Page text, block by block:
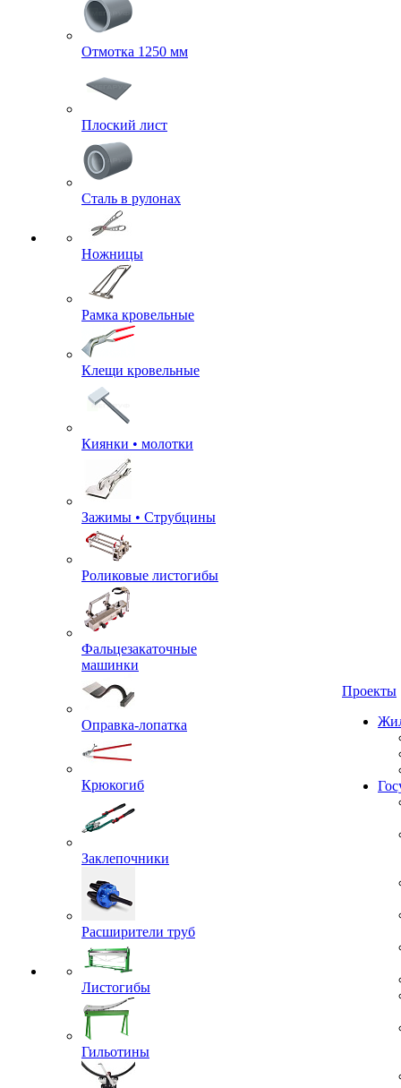
Отмотка 1250 мм
Плоский лист
Сталь в рулонах
Ножницы
Рамка кровельные
Клещи кровельные
Киянки • молотки
Зажимы • Струбцины
Роликовые листогибы
Фальцезакаточные
машинки
Оправка-лопатка
Крюкогиб
Заклепочники
Расширители труб
Листогибы
Гильотины